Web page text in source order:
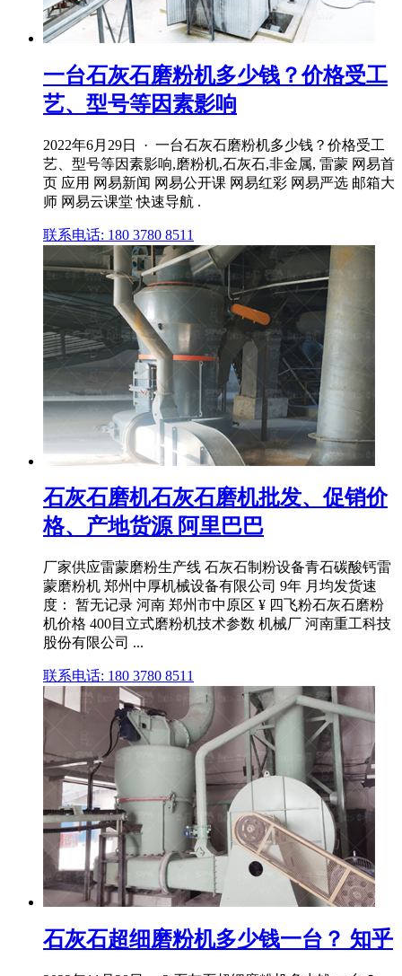
一台石灰石磨粉机多少钱？价格受工
艺、型号等因素影响
2022年6月29日 · 一台石灰石磨粉机多少钱？价格受工
艺、型号等因素影响,磨粉机,石灰石,非金属, 雷蒙 网易首
页 应用 网易新闻 网易公开课 网易红彩 网易严选 邮箱大
师 网易云课堂 快速导航 .
联系电话: 180 3780 8511
石灰石磨机石灰石磨机批发、促销价
格、产地货源 阿里巴巴
厂家供应雷蒙磨粉生产线 石灰石制粉设备青石碳酸钙雷
蒙磨粉机 郑州中厚机械设备有限公司 9年 月均发货速
度： 暂无记录 河南 郑州市中原区 ¥ 四飞粉石灰石磨粉
机价格 400目立式磨粉机技术参数 机械厂 河南重工科技
股份有限公司 ...
联系电话: 180 3780 8511
石灰石超细磨粉机多少钱一台？ 知乎